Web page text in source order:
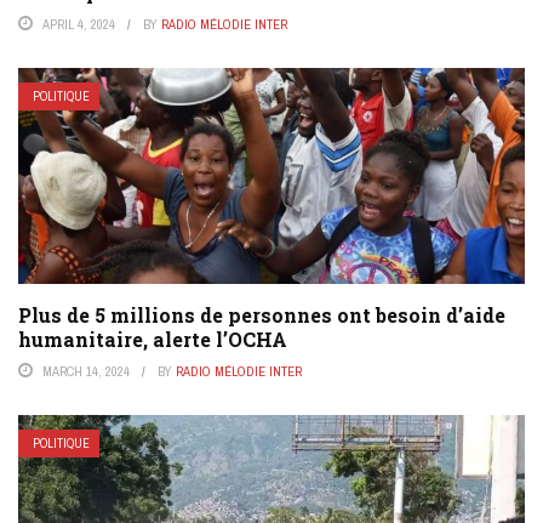
APRIL 4, 2024 BY RADIO MÉLODIE INTER
POLITIQUE
Plus de 5 millions de personnes ont besoin d’aide
humanitaire, alerte l’OCHA
MARCH 14, 2024 BY RADIO MÉLODIE INTER
POLITIQUE